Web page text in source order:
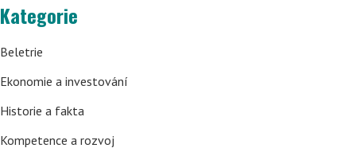
Kategorie
Beletrie
Ekonomie a investování
Historie a fakta
Kompetence a rozvoj